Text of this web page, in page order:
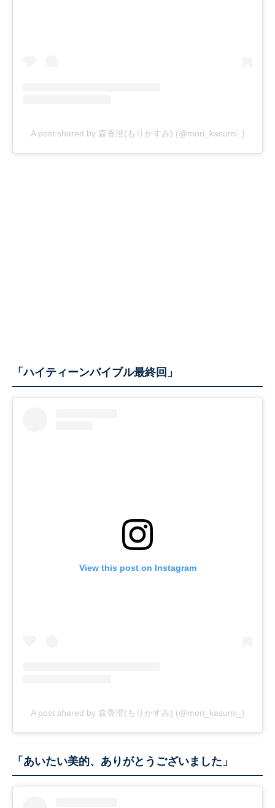
A post shared by 森香澄(もりかすみ) (@mori_kasumi_)
「ハイティーンバイブル最終回」
View this post on Instagram
A post shared by 森香澄(もりかすみ) (@mori_kasumi_)
「あいたい美的、ありがとうございました」